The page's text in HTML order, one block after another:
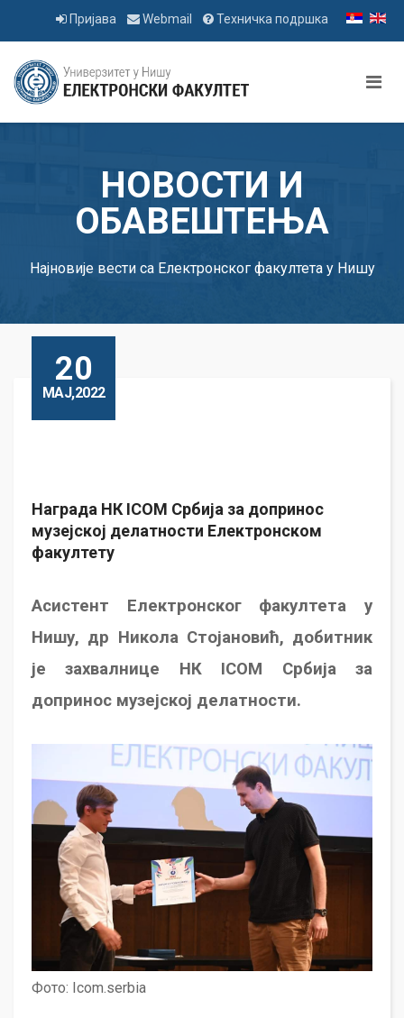
Пријава Webmail Техничка подршка
НОВОСТИ И
ОБАВЕШТЕЊА
Најновије вести са Електронског факултета у Нишу
20
МАЈ,2022
Награда НК ICOM Србија за допринос
музејској делатности Електронском
факултету
Асистент Електронског факултета у
Нишу, др Никола Стојановић, добитник
је захвалнице НК ICOM Србија за
допринос музејској делатности.
Фото: Icom.serbia